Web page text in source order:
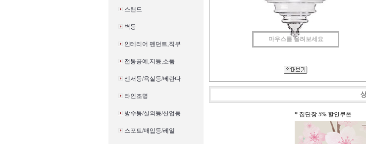
스탠드
벽등
인테리어 펜던트,직부
전통공예,지등,소품
센서등/욕실등/베란다
라인조명
방수등/실외등/산업등
스포트/매입등/레일
마우스를 올려보세요
* 집단장 5% 할인쿠폰